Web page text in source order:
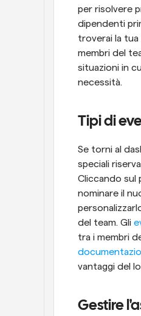
per risolvere
dipendenti
troverai la tua
membri del
situazioni in
necessità.
Tipi di
Se torni al
speciali
Cliccando sul
nominare il
del team. Gli
vantaggi del
Gestire